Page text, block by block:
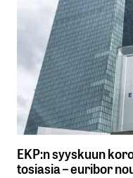
EKP:n syyskuun
tosiasia – euribor